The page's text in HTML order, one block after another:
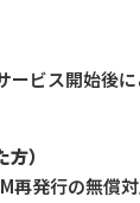
ビス開始後
）
再発行の無償